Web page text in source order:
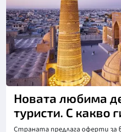
Новата любима
туристи. С какво
Страната пpeдлaгa oфepти зa